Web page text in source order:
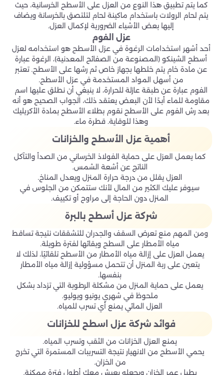
كما يتم تطبيق هذا النوع من العزل على الأسطح الخرسانية، حيث
يتم لحام الرولات باستخدام ماكينة لحام لتلتصق بالخرسانة ويضاف
إليها بعض الأشياء الضرورية لإكمال العزل.
عزل الفوم
أحد أشهر استخدامات الرغوة في عزل الأسطح هو استخدامه لعزل
أسطح الشينكو (المصنوعة من الصفائح المعدنية)، الرغوة عبارة
عن مادة خام يتم خلطها بجهاز خاص ثم رشها على الأسطح. تعتبر
من أسهل المواد المستخدمة في عزل الأسطح.
الفوم عبارة عن طبقة عازلة للحرارة، لا ينبغي أن نطلق عليها اسم
مقاومة للماء أبدًا لأن البعض يعتقد ذلك، الجواب الصحيح هو أنه
بعد رش الفوم على الأسطح نقوم بطلاء الأسطح بمادة الأكريليك
وهذا للوقاية. قطرة ماء.
أهمية عزل الأسطح والخزانات
كما يعمل العزل على حماية الفولاذ الخرساني من الصدأ والتآكل
الناتج عن أشعة الشمس.
العزل يقلل من درجة حرارة المنزل ويعدل المناخ.
سيوفر عليك الكثير من المال لأنك ستتمكن من الجلوس في
المنزل دون الحاجة إلى مراوح أو تكييف.
شركة عزل أسطح بالبرة
ومن المهم منع تعرض السقف والجدران للتشققات نتيجة تساقط
مياه الأمطار على السطح وبقائها لفترة طويلة.
يعمل العزل على إزالة مياه الأمطار من الأسطح تلقائيًا، لذلك لا
يتعين على ربة المنزل أن تتحمل مسؤولية إزالة مياه الأمطار
بنفسها.
يعمل على حماية المنزل من مشكلة الرطوبة التي تزداد بشكل
ملحوظ في شهري يونيو ويوليو.
العزل المائي يمنع أي تسرب للمياه.
فوائد شركة عزل اسطح للخزانات
يمنع العزل الخزانات من الثقب وتسرب المياه.
يحمي الأسطح من الانهيار نتيجة التسريبات المستمرة التي تخرج
من الخزان.
يطيل عمر الخزان ويجعله يعيش معك أطول فترة ممكنة.